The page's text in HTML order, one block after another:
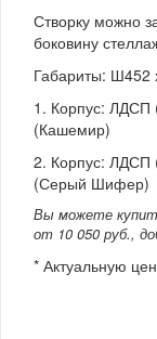
Створку можно
боковину
Габариты: Ш452
1. Корпус:
(Кашемир)
2. Корпус: ЛДСП
(Серый Шифер)
Вы можете
от 10 050 руб.,
* Актуальную